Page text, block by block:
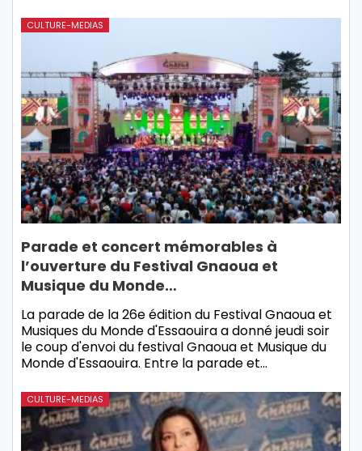
CULTURE-MEDIAS
Parade et concert mémorables à
l’ouverture du Festival Gnaoua et
Musique du Monde…
La parade de la 26e édition du Festival Gnaoua et
Musiques du Monde d'Essaouira a donné jeudi soir
le coup d'envoi du festival Gnaoua et Musique du
Monde d'Essaouira. Entre la parade et…
CULTURE-MEDIAS